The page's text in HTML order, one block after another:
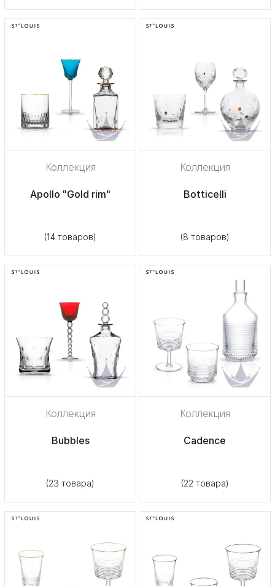
Коллекция
Apollo "Gold rim"
(14 товаров)
Коллекция
Botticelli
(8 товаров)
Коллекция
Bubbles
(23 товара)
Коллекция
Cadence
(22 товара)